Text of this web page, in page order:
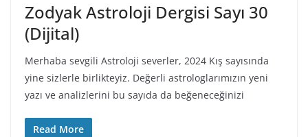
Zodyak Astroloji Dergisi Sayı 30
(Dijital)
Merhaba sevgili Astroloji severler, 2024 Kış sayısında
yine sizlerle birlikteyiz. Değerli astrologlarımızın yeni
yazı ve analizlerini bu sayıda da beğeneceğinizi
Read More